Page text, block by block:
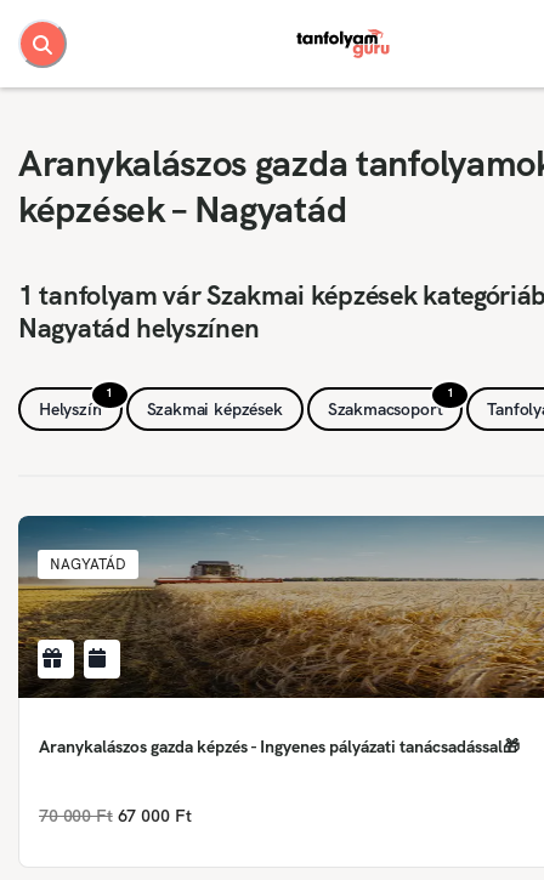
Aranykalászos gazda
képzések – Nagyatád
1 tanfolyam vár Szakmai képzések
Nagyatád helyszínen
1
Helyszín Szakmai képzések
1
Szakmacsoport
NAGYATÁD
Aranykalászos gazda képzés - Ingyenes pályázati tanácsadással🎁
70 000 Ft 67 000 Ft